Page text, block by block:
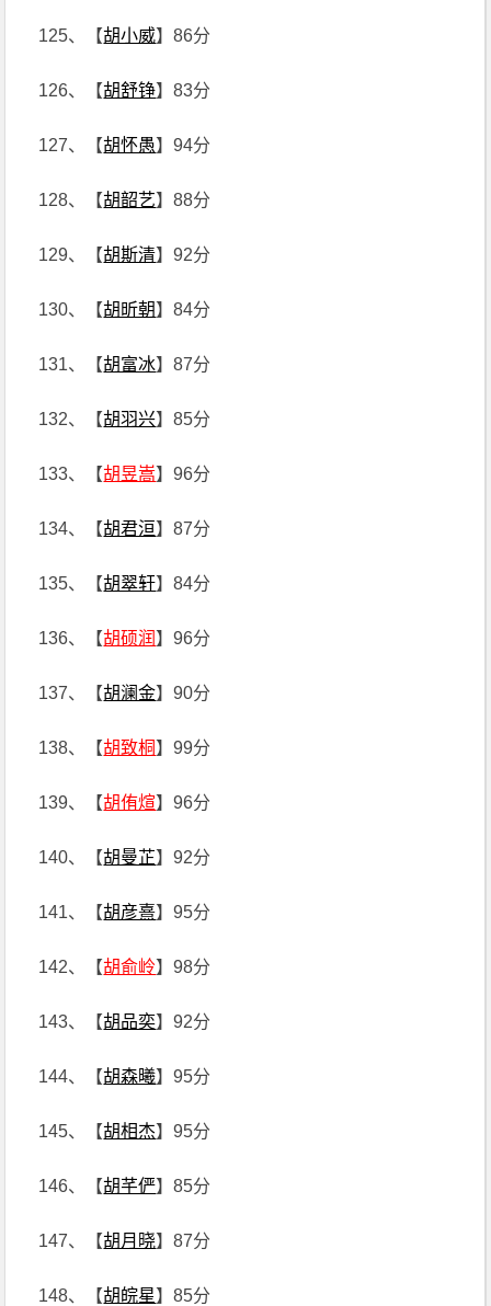
125、【胡小威】86分
126、【胡舒铮】83分
127、【胡怀愚】94分
128、【胡韶艺】88分
129、【胡斯清】92分
130、【胡昕朝】84分
131、【胡富冰】87分
132、【胡羽兴】85分
133、【胡昱嵩】96分
134、【胡君洹】87分
135、【胡翠轩】84分
136、【胡硕润 】96分
137、【胡澜金】90分
138、【胡致桐 】99分
139、【胡侑煊】96分
140、【胡曼芷】92分
141、【胡彦熹】95分
142、【胡俞岭】98分
143、【胡品奕】92分
144、【胡森曦】95分
145、【胡相杰】95分
146、【胡芊俨】85分
147、【胡月晓】87分
148、【胡皖星】85分